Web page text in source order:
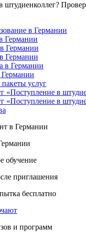
штудиенколлег?
в Германии
Германии
Германии
Германии
в Германии
Германии
услуг
в Германии
обучение
приглашения
бесплатно
и программ